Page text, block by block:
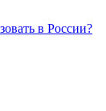
в России?